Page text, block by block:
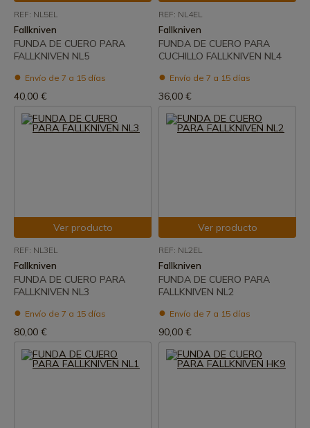
REF: NL5EL
Fallkniven
FUNDA DE CUERO PARA
FALLKNIVEN NL5
Envío de 7 a 15 días
40,00 €
REF: NL4EL
Fallkniven
FUNDA DE CUERO PARA
CUCHILLO FALLKNIVEN NL4
Envío de 7 a 15 días
36,00 €
Ver producto
REF: NL3EL
Fallkniven
FUNDA DE CUERO PARA
FALLKNIVEN NL3
Envío de 7 a 15 días
80,00 €
Ver producto
REF: NL2EL
Fallkniven
FUNDA DE CUERO PARA
FALLKNIVEN NL2
Envío de 7 a 15 días
90,00 €